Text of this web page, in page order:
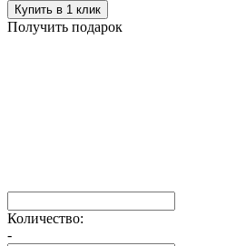
Купить в 1 клик
Получить подарок
Количество:
-